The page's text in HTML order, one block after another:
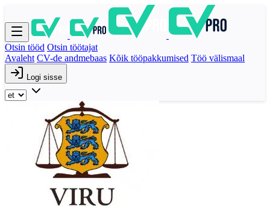
Otsin tööd Otsin töötajat
Avaleht CV-de andmebaas Kõik tööpakkumised Töö välismaal
Logi sisse